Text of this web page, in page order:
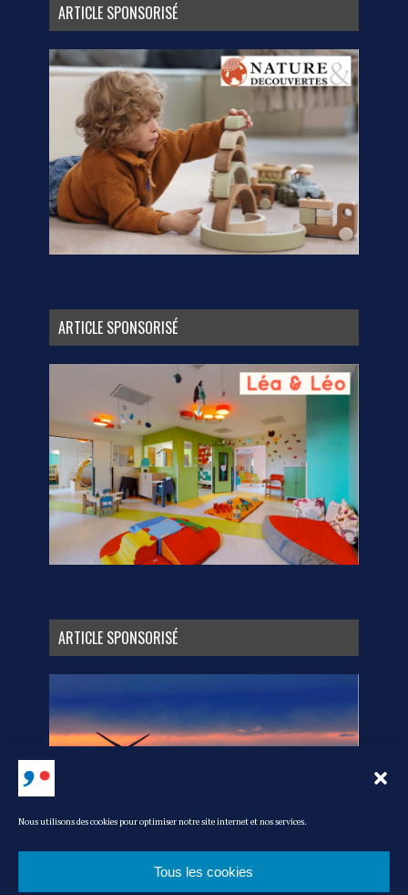
Nous utilisons des cookies pour optimiser notre site internet et nos services.
Tous les cookies
ARTICLE SPONSORISÉ
ARTICLE SPONSORISÉ
ARTICLE SPONSORISÉ